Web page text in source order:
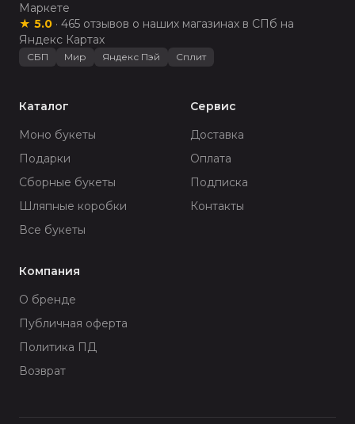
Маркете
★ 5.0 · 465 отзывов о наших магазинах в СПб на
Яндекс Картах
СБП Мир Яндекс Пэй Сплит
Каталог
Моно букеты
Подарки
Сборные букеты
Шляпные коробки
Все букеты
Сервис
Доставка
Оплата
Подписка
Контакты
Компания
О бренде
Публичная оферта
Политика ПД
Возврат